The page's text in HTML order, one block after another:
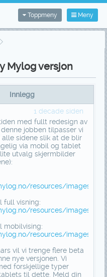
Meny
Toppmeny
Mylog versjon
Innlegg
1 decade siden
med fullt redesign av
jobben tilpasser vi
sidene slik at de blir
via mobil og tablet
utvalg skjermbilder
resources/images/
full visning:
resources/images/
mobilvising:
resources/images/
vil vi trenge flere beta
nye versjonen. Vi
forskjellige typer
til dette. Meld din